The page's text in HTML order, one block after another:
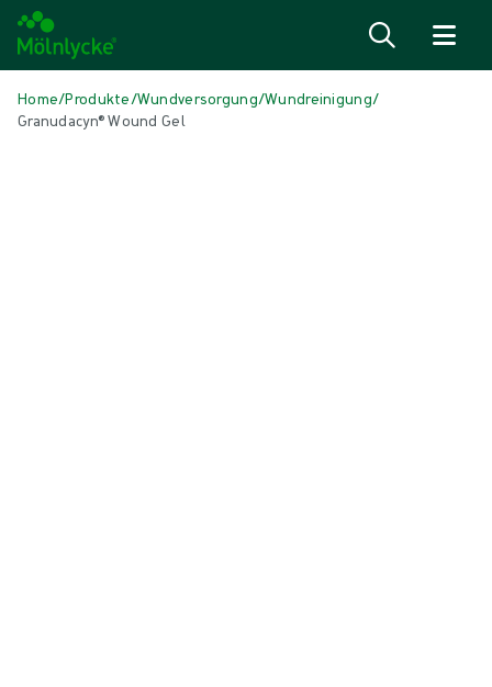
Home/Produkte/Wundversorgung/Wundreinigung/
Granudacyn® Wound Gel